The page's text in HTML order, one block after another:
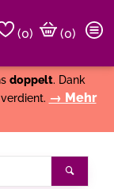
(0)
(0)
doppelt. Dank
→ Mehr